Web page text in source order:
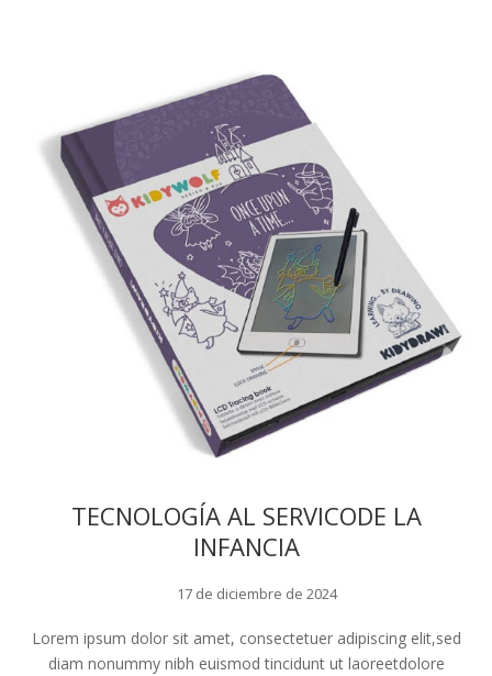
TECNOLOGÍA AL SERVICODE LA
INFANCIA
17 de diciembre de 2024
Lorem ipsum dolor sit amet, consectetuer adipiscing elit,sed
diam nonummy nibh euismod tincidunt ut laoreetdolore